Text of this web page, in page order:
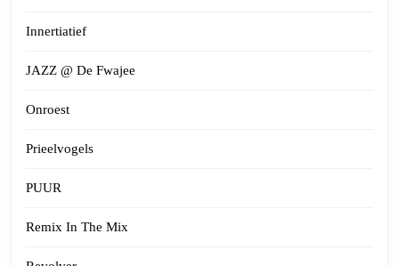
Innertiatief
JAZZ @ De Fwajee
Onroest
Prieelvogels
PUUR
Remix In The Mix